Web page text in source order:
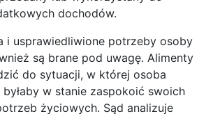
dochodów.
i usprawiedliwione potrzeby osoby
są brane pod uwagę. Alimenty
do sytuacji, w której osoba
w stanie zaspokoić swoich
życiowych. Sąd analizuje